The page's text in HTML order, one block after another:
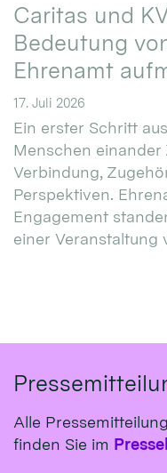
Caritas und
Bedeutung
Ehrenamt
17. Juli 2026
Ein erster Schritt
Menschen einander
Verbindung,
Perspektiven.
Engagement
einer Veranstaltung
Alle
finden Sie im